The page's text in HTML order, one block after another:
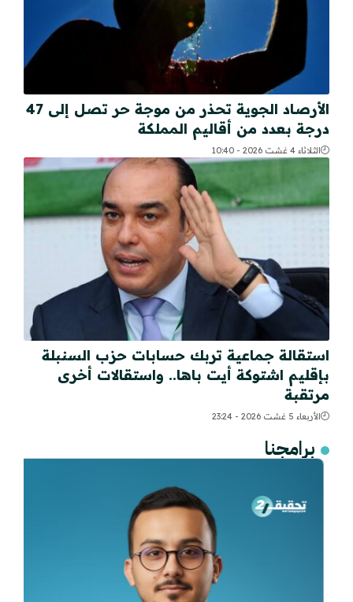
الأرصاد الجوية تحذر من موجة حر تصل إلى 47
درجة بعدد من أقاليم المملكة
الثلاثاء 4 غشت 2026 - 10:40
استقالة جماعية تربك حسابات حزب السنبلة
بإقليم اشتوكة أيت باها.. واستقالات أخرى
مرتقبة
الأربعاء 5 غشت 2026 - 23:24
برامجنا